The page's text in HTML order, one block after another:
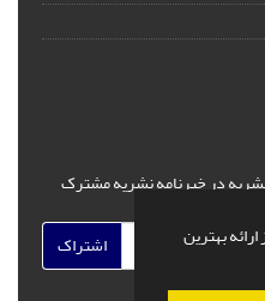
بهترین
نشریه در خبرنامه نشریه مشترک
اشتراک